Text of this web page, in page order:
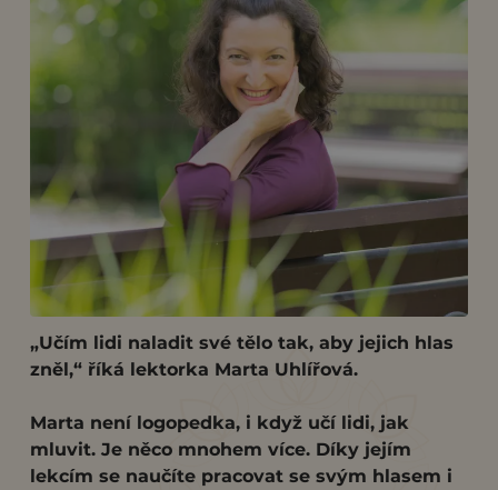
„Učím lidi naladit své tělo tak, aby jejich hlas
zněl,“ říká lektorka Marta Uhlířová.
Marta není logopedka, i když učí lidi, jak
mluvit. Je něco mnohem více. Díky jejím
lekcím se naučíte pracovat se svým hlasem i